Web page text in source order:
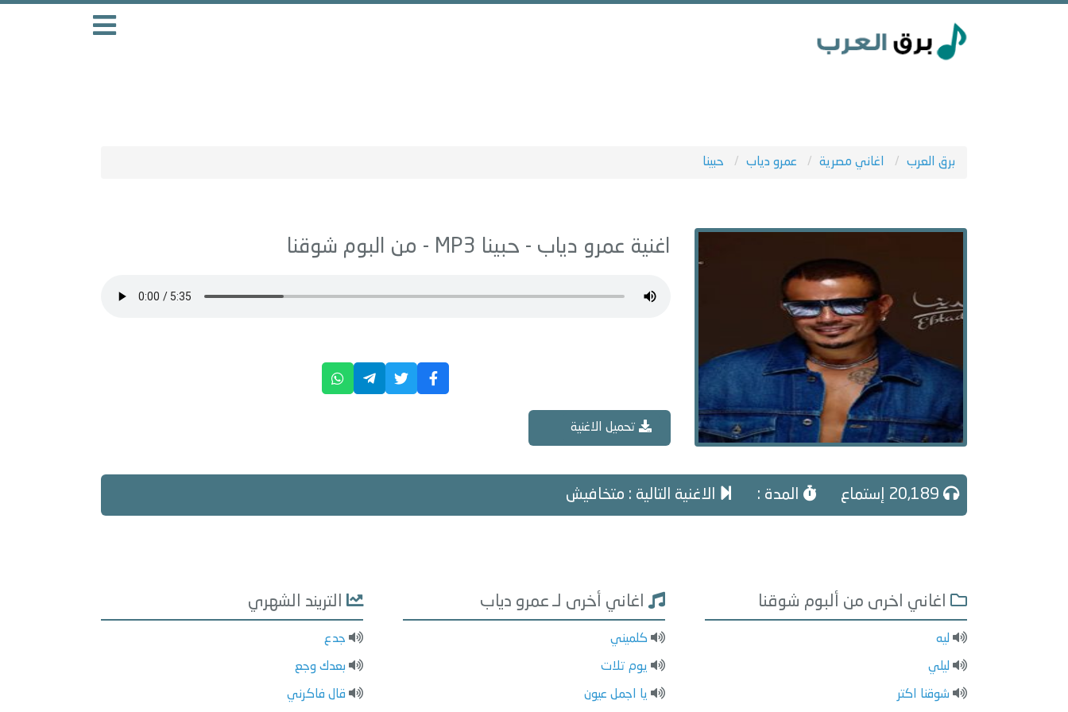
برق العرب اغاني مصرية عمرو دياب حبينا
اغنية عمرو دياب - حبينا شوقنا
تحميل الاغنية
المدة : الاغنية التالية : متخافيش
اغاني اخرى من ألبوم شوقنا
ليه
ليلي
شوقنا اكتر
اغاني أخرى لـ عمرو دياب
كلميني
يوم تلات
يا اجمل عيون
التريند الشهري
جدع
بعدك وجع
قال فاكرني